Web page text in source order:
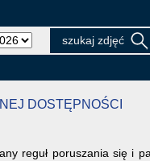
DOSTĘPNOŚCI
reguł poruszania się i